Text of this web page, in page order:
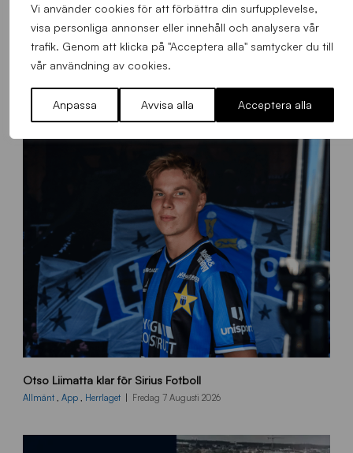
Vi använder cookies för att förbättra din surfupplevelse,
visa personliga annonser eller innehåll och analysera vår
trafik. Genom att klicka på "Acceptera alla" samtycker du till
vår användning av cookies.
Anpassa Avvisa alla Acceptera alla
FLER NYHETER
L
_
Otso Liimatta klar för Sirius Fotboll
Allmänt , App , Herrlaget Fredag 7 Augusti 2026